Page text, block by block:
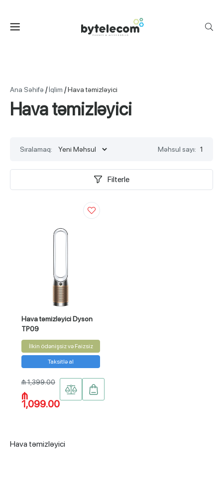
Ana Səhifə /İqlim /Hava təmizləyici
Hava təmizləyici
Sıralamaq: Məhsul sayı: 1
Filterle
Hava təmizləyici Dyson
TP09
İlkin ödənişsiz və Faizsiz
Taksitlə al
₼ 1,399.00
₼
1,099.00
Hava təmizləyici